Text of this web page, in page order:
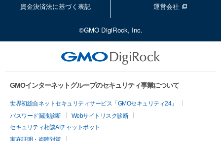
資金決済法に基づく表記 運営会社
©GMO DigiRock, Inc.
GMOインターネットグループのセキュリティ事業について
世界初総合ネットセキュリティサービス「GMOセキュリティ24」
パスワード漏洩診断
Webサイトリスク診断
セキュリティ相談AIチャットボット
実在証明・盗聴対策